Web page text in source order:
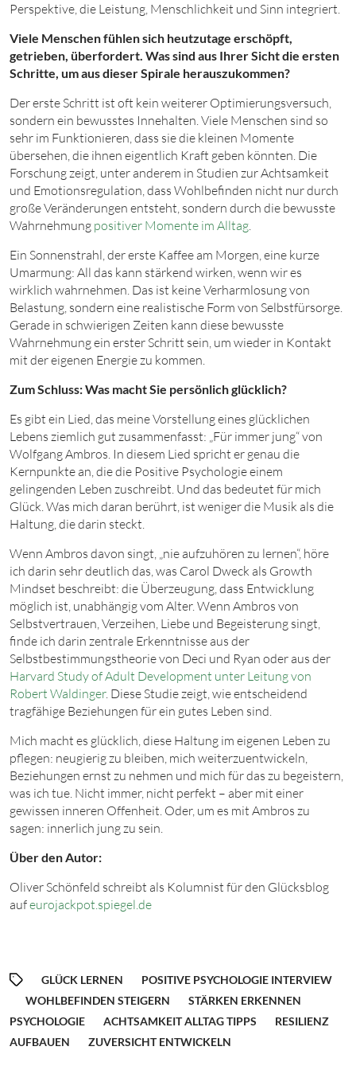
Perspektive, die Leistung, Menschlichkeit und Sinn integriert.
Viele Menschen fühlen sich heutzutage erschöpft,
getrieben, überfordert. Was sind aus Ihrer Sicht die ersten
Schritte, um aus dieser Spirale herauszukommen?
Der erste Schritt ist oft kein weiterer Optimierungsversuch,
sondern ein bewusstes Innehalten. Viele Menschen sind so
sehr im Funktionieren, dass sie die kleinen Momente
übersehen, die ihnen eigentlich Kraft geben könnten. Die
Forschung zeigt, unter anderem in Studien zur Achtsamkeit
und Emotionsregulation, dass Wohlbefinden nicht nur durch
große Veränderungen entsteht, sondern durch die bewusste
Wahrnehmung positiver Momente im Alltag
Ein Sonnenstrahl, der erste Kaffee am Morgen, eine kurze
Umarmung: All das kann stärkend wirken, wenn wir es
wirklich wahrnehmen. Das ist keine Verharmlosung von
Belastung, sondern eine realistische Form von Selbstfürsorge.
Gerade in schwierigen Zeiten kann diese bewusste
Wahrnehmung ein erster Schritt sein, um wieder in Kontakt
mit der eigenen Energie zu kommen.
Zum Schluss: Was macht Sie persönlich glücklich?
Es gibt ein Lied, das meine Vorstellung eines glücklichen
Lebens ziemlich gut zusammenfasst: „Für immer jung“ von
Wolfgang Ambros. In diesem Lied spricht er genau die
Kernpunkte an, die die Positive Psychologie einem
gelingenden Leben zuschreibt. Und das bedeutet für mich
Glück. Was mich daran berührt, ist weniger die Musik als die
Haltung, die darin steckt.
Wenn Ambros davon singt, „nie aufzuhören zu lernen“, höre
ich darin sehr deutlich das, was Carol Dweck als Growth
Mindset beschreibt: die Überzeugung, dass Entwicklung
möglich ist, unabhängig vom Alter. Wenn Ambros von
Selbstvertrauen, Verzeihen, Liebe und Begeisterung singt,
finde ich darin zentrale Erkenntnisse aus der
Selbstbestimmungstheorie von Deci und Ryan oder aus der
Harvard Study of Adult Development unter Leitung von
Robert Waldinger. Diese Studie zeigt, wie entscheidend
tragfähige Beziehungen für ein gutes Leben sind.
Mich macht es glücklich, diese Haltung im eigenen Leben zu
pflegen: neugierig zu bleiben, mich weiterzuentwickeln,
Beziehungen ernst zu nehmen und mich für das zu begeistern,
was ich tue. Nicht immer, nicht perfekt – aber mit einer
gewissen inneren Offenheit. Oder, um es mit Ambros zu
sagen: innerlich jung zu sein.
Über den Autor:
Oliver Schönfeld schreibt als Kolumnist für den Glücksblog
aufeurojackpot.spiegel.de
GLÜCK LERNEN
POSITIVE PSYCHOLOGIE INTERVIEW
WOHLBEFINDEN STEIGERN
STÄRKEN ERKENNEN
PSYCHOLOGIE
ACHTSAMKEIT ALLTAG TIPPS
RESILIENZ
AUFBAUEN
ZUVERSICHT ENTWICKELN